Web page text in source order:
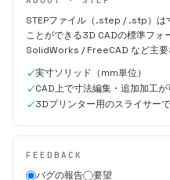
STEPファイル（.step / .stp）は
ことができる3D CADの標準フ
SolidWorks / FreeCAD など主要
実寸ソリッド（mm単位）
CAD上で寸法編集・追加加工が
3Dプリンター用のスライサー
FEEDBACK
バグの報告 要望